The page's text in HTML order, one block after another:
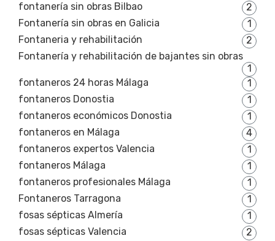
fontanería sin obras Bilbao
2
Fontanería sin obras en Galicia
1
Fontaneria y rehabilitación
2
Fontanería y rehabilitación de bajantes sin obras
1
fontaneros 24 horas Málaga
1
fontaneros Donostia
1
fontaneros económicos Donostia
1
fontaneros en Málaga
4
fontaneros expertos Valencia
1
fontaneros Málaga
1
fontaneros profesionales Málaga
1
Fontaneros Tarragona
1
fosas sépticas Almería
1
fosas sépticas Valencia
2